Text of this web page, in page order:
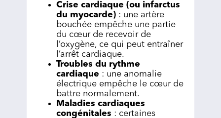
Crise cardiaque (ou infarctus
du myocarde) : une artère
bouchée empêche une partie
du cœur de recevoir de
l’oxygène, ce qui peut entraîner
l’arrêt cardiaque.
Troubles du rythme
cardiaque : une anomalie
électrique empêche le cœur de
battre normalement.
Maladies cardiaques
congénitales : certaines